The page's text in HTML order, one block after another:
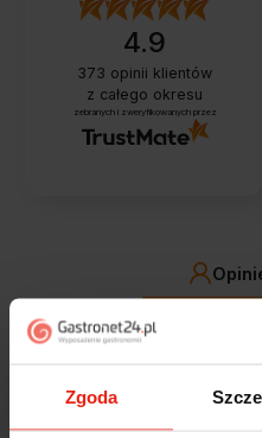
Zgoda
4.9
373 opinii klientów
z całego okresu
zebranych i zweryfikowanych przez
Jak zbieramy opinie?
Marcin